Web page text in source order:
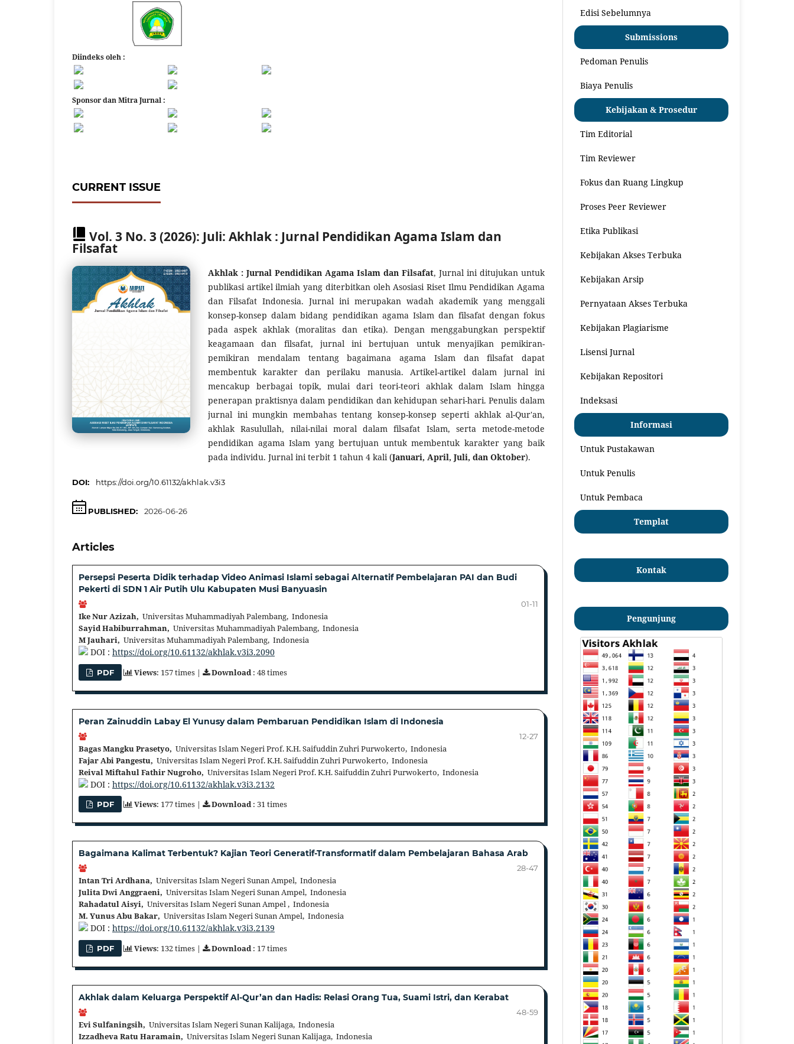
Diindeks oleh :
Sponsor dan Mitra Jurnal :
CURRENT ISSUE
Vol. 3 No. 3 (2026): Juli: Akhlak : Jurnal Pendidikan Agama Islam dan
Filsafat
Akhlak : Jurnal Pendidikan Agama Islam dan Filsafat, Jurnal ini ditujukan untuk
publikasi artikel ilmiah yang diterbitkan oleh Asosiasi Riset Ilmu Pendidikan Agama
dan Filsafat Indonesia. Jurnal ini merupakan wadah akademik yang menggali
konsep-konsep dalam bidang pendidikan agama Islam dan filsafat dengan fokus
pada aspek akhlak (moralitas dan etika). Dengan menggabungkan perspektif
keagamaan dan filsafat, jurnal ini bertujuan untuk menyajikan pemikiran-
pemikiran mendalam tentang bagaimana agama Islam dan filsafat dapat
membentuk karakter dan perilaku manusia. Artikel-artikel dalam jurnal ini
mencakup berbagai topik, mulai dari teori-teori akhlak dalam Islam hingga
penerapan praktisnya dalam pendidikan dan kehidupan sehari-hari. Penulis dalam
jurnal ini mungkin membahas tentang konsep-konsep seperti akhlak al-Qur'an,
akhlak Rasulullah, nilai-nilai moral dalam filsafat Islam, serta metode-metode
pendidikan agama Islam yang bertujuan untuk membentuk karakter yang baik
pada individu. Jurnal ini terbit 1 tahun 4 kali (Januari, April, Juli, dan Oktober).
DOI: https://doi.org/10.61132/akhlak.v3i3
PUBLISHED: 2026-06-26
Articles
Persepsi Peserta Didik terhadap Video Animasi Islami sebagai Alternatif Pembelajaran PAI dan Budi
Pekerti di SDN 1 Air Putih Ulu Kabupaten Musi Banyuasin
Ike Nur Azizah, Universitas Muhammadiyah Palembang, Indonesia
Sayid Habiburrahman, Universitas Muhammadiyah Palembang, Indonesia
M Jauhari, Universitas Muhammadiyah Palembang, Indonesia
01-11
DOI : https://doi.org/10.61132/akhlak.v3i3.2090
PDF Views: 157 times | Download: 48 times
Peran Zainuddin Labay El Yunusy dalam Pembaruan Pendidikan Islam di Indonesia
Bagas Mangku Prasetyo, Universitas Islam Negeri Prof. K.H. Saifuddin Zuhri Purwokerto, Indonesia
Fajar Abi Pangestu, Universitas Islam Negeri Prof. K.H. Saifuddin Zuhri Purwokerto, Indonesia
Reival Miftahul Fathir Nugroho, Universitas Islam Negeri Prof. K.H. Saifuddin Zuhri Purwokerto, Indonesia
12-27
DOI : https://doi.org/10.61132/akhlak.v3i3.2132
PDF Views: 177 times | Download: 31 times
Bagaimana Kalimat Terbentuk? Kajian Teori Generatif-Transformatif dalam Pembelajaran Bahasa Arab
Intan Tri Ardhana, Universitas Islam Negeri Sunan Ampel, Indonesia
Julita Dwi Anggraeni, Universitas Islam Negeri Sunan Ampel, Indonesia
Rahadatul Aisyi, Universitas Islam Negeri Sunan Ampel , Indonesia
M. Yunus Abu Bakar, Universitas Islam Negeri Sunan Ampel, Indonesia
28-47
DOI : https://doi.org/10.61132/akhlak.v3i3.2139
PDF Views: 132 times | Download: 17 times
Akhlak dalam Keluarga Perspektif Al-Qur’an dan Hadis: Relasi Orang Tua, Suami Istri, dan Kerabat
Evi Sulfaningsih, Universitas Islam Negeri Sunan Kalijaga, Indonesia
Izzadheva Ratu Haramain, Universitas Islam Negeri Sunan Kalijaga, Indonesia
48-59
Edisi Sebelumnya
Submissions
Pedoman Penulis
Biaya Penulis
Kebijakan & Prosedur
Tim Editorial
Tim Reviewer
Fokus dan Ruang Lingkup
Proses Peer Reviewer
Etika Publikasi
Kebijakan Akses Terbuka
Kebijakan Arsip
Pernyataan Akses Terbuka
Kebijakan Plagiarisme
Lisensi Jurnal
Kebijakan Repositori
Indeksasi
Informasi
Untuk Pustakawan
Untuk Penulis
Untuk Pembaca
Templat
Kontak
Pengunjung